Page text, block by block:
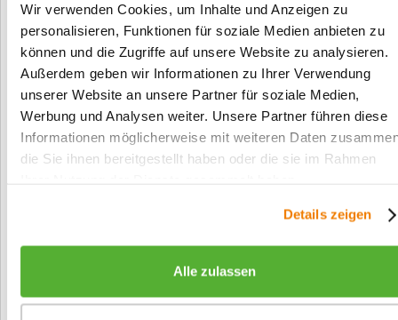
Wir verwenden Cookies, um Inhalte und Anzeigen zu
personalisieren, Funktionen für soziale Medien anbieten zu
können und die Zugriffe auf unsere Website zu analysieren.
Außerdem geben wir Informationen zu Ihrer Verwendung
unserer Website an unsere Partner für soziale Medien,
Werbung und Analysen weiter. Unsere Partner führen diese
Informationen möglicherweise mit weiteren Daten
die Sie ihnen bereitgestellt haben oder die sie im Rahmen
Details zeigen
Alle zulassen
diesen vor Ort ganz Anonym ohne Angabe seiner
Adresse bei einem Fachhandel zu bestellen.
Edelstahlfarbig poliert / weiß
Langschild rund
Aufgrund von Farbschwankungen sind dargestellte
Oberflächen, Farben und Strukturen nicht bindend.
D-83404 Ainring/Hammerau